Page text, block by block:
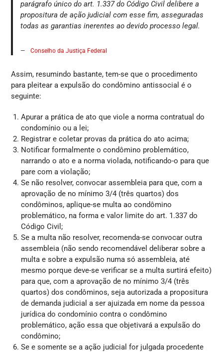
parágrafo único do art. 1.337 do Código Civil delibere a
propositura de ação judicial com esse fim, asseguradas
todas as garantias inerentes ao devido processo legal.
Conselho da Justiça Federal
Assim, resumindo bastante, tem-se que o procedimento
para pleitear a expulsão do condômino antissocial é o
seguinte:
Apurar a prática de ato que viole a norma contratual do
condomínio ou a lei;
Registrar e coletar provas da prática do ato acima;
Notificar formalmente o condômino problemático,
narrando o ato e a norma violada, notificando-o para que
pare com a violação;
Se não resolver, convocar assembleia para que, com a
aprovação de no mínimo 3/4 (três quartos) dos
condôminos, aplique-se multa ao condômino
problemático, na forma e valor limite do art. 1.337 do
Código Civil;
Se a multa não resolver, recomenda-se convocar outra
assembleia (não sendo recomendável deliberar sobre a
multa e sobre a expulsão numa só assembleia, até
mesmo porque deve-se verificar se a multa surtirá efeito)
para que, com a aprovação de no mínimo 3/4 (três
quartos) dos condôminos, seja autorizada a propositura
de demanda judicial a ser ajuizada em nome da pessoa
jurídica do condomínio contra o condômino
problemático, ação essa que objetivará a expulsão do
condômino;
Se e somente se a ação judicial for julgada procedente